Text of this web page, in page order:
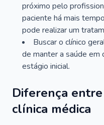
próximo pelo
paciente há mais
pode realizar um
Buscar o clínico
de manter a saúde em
estágio inicial.
Diferença
clínica médica